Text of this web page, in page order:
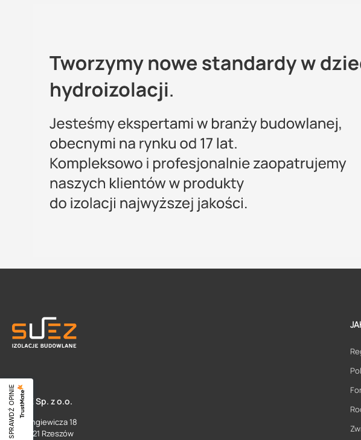
SUEZ Sp. z o.o.
ul. Langiewicza 18
35 - 021 Rzeszów
SPRAWDŹ OPINIE